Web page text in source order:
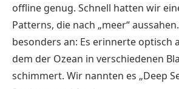
offline genug. Schnell hatten wir
Patterns, die nach „meer“
besonders an: Es erinnerte optisch
dem der Ozean in verschiedenen
schimmert. Wir nannten es „Deep